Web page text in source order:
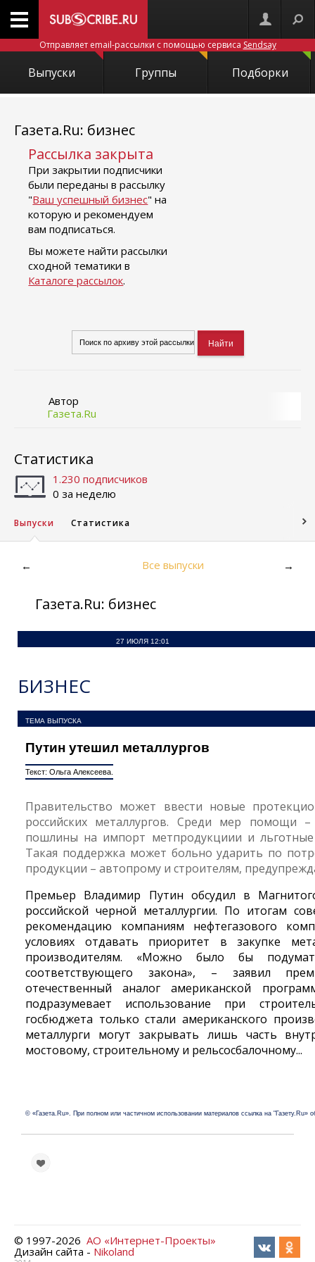
Отправляет email-рассылки с помощью сервиса Sendsay
Выпуски Группы Подборки
Газета.Ru: бизнес
Рассылка закрыта
При закрытии подписчики
были переданы в рассылку
"Ваш успешный бизнес" на
которую и рекомендуем
вам подписаться.
Вы можете найти рассылки
сходной тематики в
Каталоге рассылок.
Автор
Газета.Ru
Статистика
1.230 подписчиков
0 за неделю
Выпуски Статистика
← Все выпуски →
Газета.Ru: бизнес
27 ИЮЛЯ 12:01
БИЗНЕС
ТЕМА ВЫПУСКА
Путин утешил металлургов
Текст: Ольга Алексеева.
Правительство может ввести новые
российских металлургов. Среди мер помощи
пошлины на импорт метпродукциии и
Такая поддержка может больно ударить по
продукции – автопрому и строителям,
Премьер Владимир Путин обсудил в
российской черной металлургии. По итогам
рекомендацию компаниям нефтегазового
условиях отдавать приоритет в закупке
производителям. «Можно было бы
соответствующего закона», – заявил
отечественный аналог американской
подразумевает использование при
госбюджета только стали американского
металлурги могут закрывать лишь часть
мостовому, строительному и рельсосбалочному...
© «Газета.Ru». При полном или частичном использовании материалов ссылка на "Газету.Ru»
© 1997-2026 АО «Интернет-Проекты»
Дизайн сайта - Nikoland